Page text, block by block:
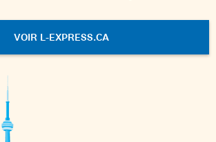
VOIR L-EXPRESS.CA